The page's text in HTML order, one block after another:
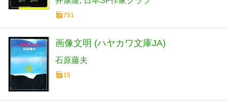
751
画像文明 (ハヤカワ文庫JA)
石原藤夫
15